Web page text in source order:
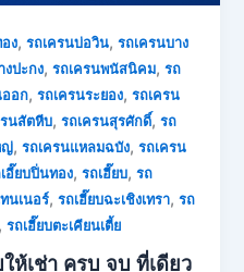
ง,รถเครนบ่อวิน,รถเครนบาง
งปะกง,รถเครนพนัสนิคม,รถ
ออก,รถเครนระยอง,รถเครน
นสัตหีบ,รถเครนสุรศักดิ์,รถ
ญ่,รถเครนแหลมฉบัง,รถเครน
อี๊ยบปิ่นทอง,รถเฮี๊ยบ,รถ
นเนอร์,รถเฮี๊ยบฉะเชิงเทรา,รถ
,รถเฮี๊ยบตะเคียนเตี้ย
ห้เช่า ครบ จบ ที่เดียว